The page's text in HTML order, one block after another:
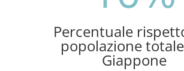
Percentuale
popolazione
Giappone